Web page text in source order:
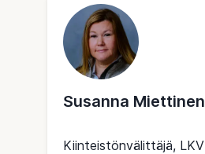
Susanna Miettinen
Kiinteistönvälittäjä, LKV